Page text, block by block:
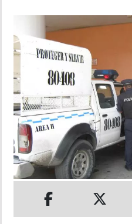
MUNDO
INSÓLITAS
MULTIMEDIA
IMPRESO